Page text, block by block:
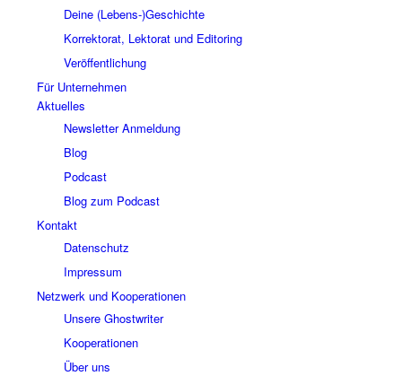
Deine (Lebens-)Geschichte
Korrektorat, Lektorat und Editoring
Veröffentlichung
Für Unternehmen
Aktuelles
Newsletter Anmeldung
Blog
Podcast
Blog zum Podcast
Kontakt
Datenschutz
Impressum
Netzwerk und Kooperationen
Unsere Ghostwriter
Kooperationen
Über uns